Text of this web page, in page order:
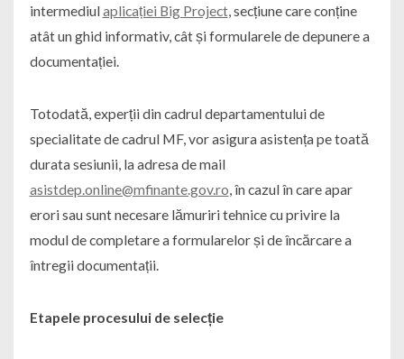
intermediulaplicației Big Project, secțiune care conține
atât un ghid informativ, cât și formularele de depunere a
documentației.
Totodată, experții din cadrul departamentului de
specialitate de cadrul MF, vor asigura asistența pe toată
durata sesiunii, la adresa de mail
asistdep.online@mfinante.gov.ro, în cazul în care apar
erori sau sunt necesare lămuriri tehnice cu privire la
modul de completare a formularelor și de încărcare a
întregii documentații.
Etapele procesului de selecție